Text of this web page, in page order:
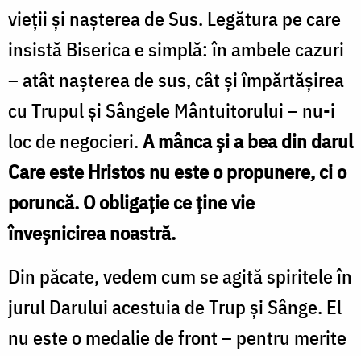
vieții și nașterea de Sus. Legătura pe care
insistă Biserica e simplă: în ambele cazuri
– atât nașterea de sus, cât și împărtășirea
cu Trupul și Sângele Mântuitorului – nu-i
loc de negocieri.A mânca și a bea din darul
Care este Hristos nu este o propunere, ci o
poruncă. O obligație ce ține vie
înveșnicirea noastră.
Din păcate, vedem cum se agită spiritele în
jurul Darului acestuia de Trup și Sânge. El
nu este o medalie de front – pentru merite